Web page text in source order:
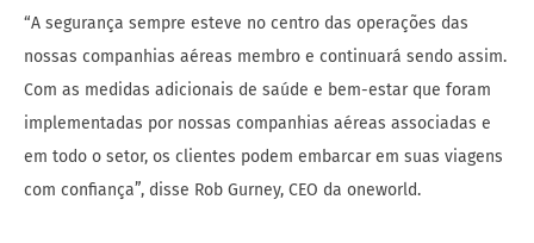
“A segurança sempre esteve no centro das operações das
nossas companhias aéreas membro e continuará sendo assim.
Com as medidas adicionais de saúde e bem-estar que foram
implementadas por nossas companhias aéreas associadas e
em todo o setor, os clientes podem embarcar em suas viagens
com confiança”, disse Rob Gurney, CEO da oneworld.